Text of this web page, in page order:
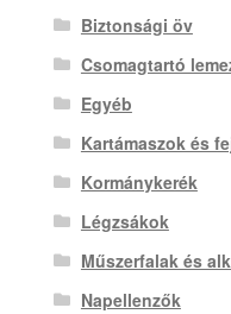
Biztonsági öv
Csomagtartó
Egyéb
Kartámaszok és
Kormánykerék
Légzsákok
Műszerfalak és
Napellenzők